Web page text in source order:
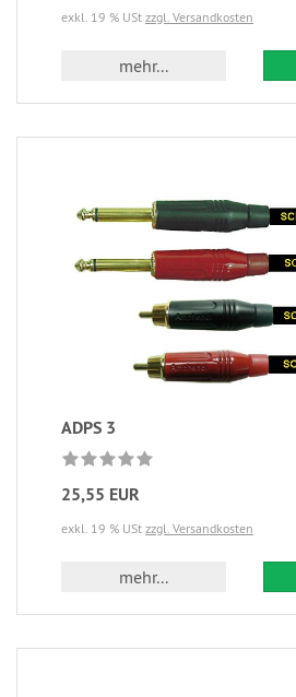
exkl. 19 % USt zzgl. Versandkosten
mehr...
ADPS 3
25,55 EUR
exkl. 19 % USt zzgl. Versandkosten
mehr...